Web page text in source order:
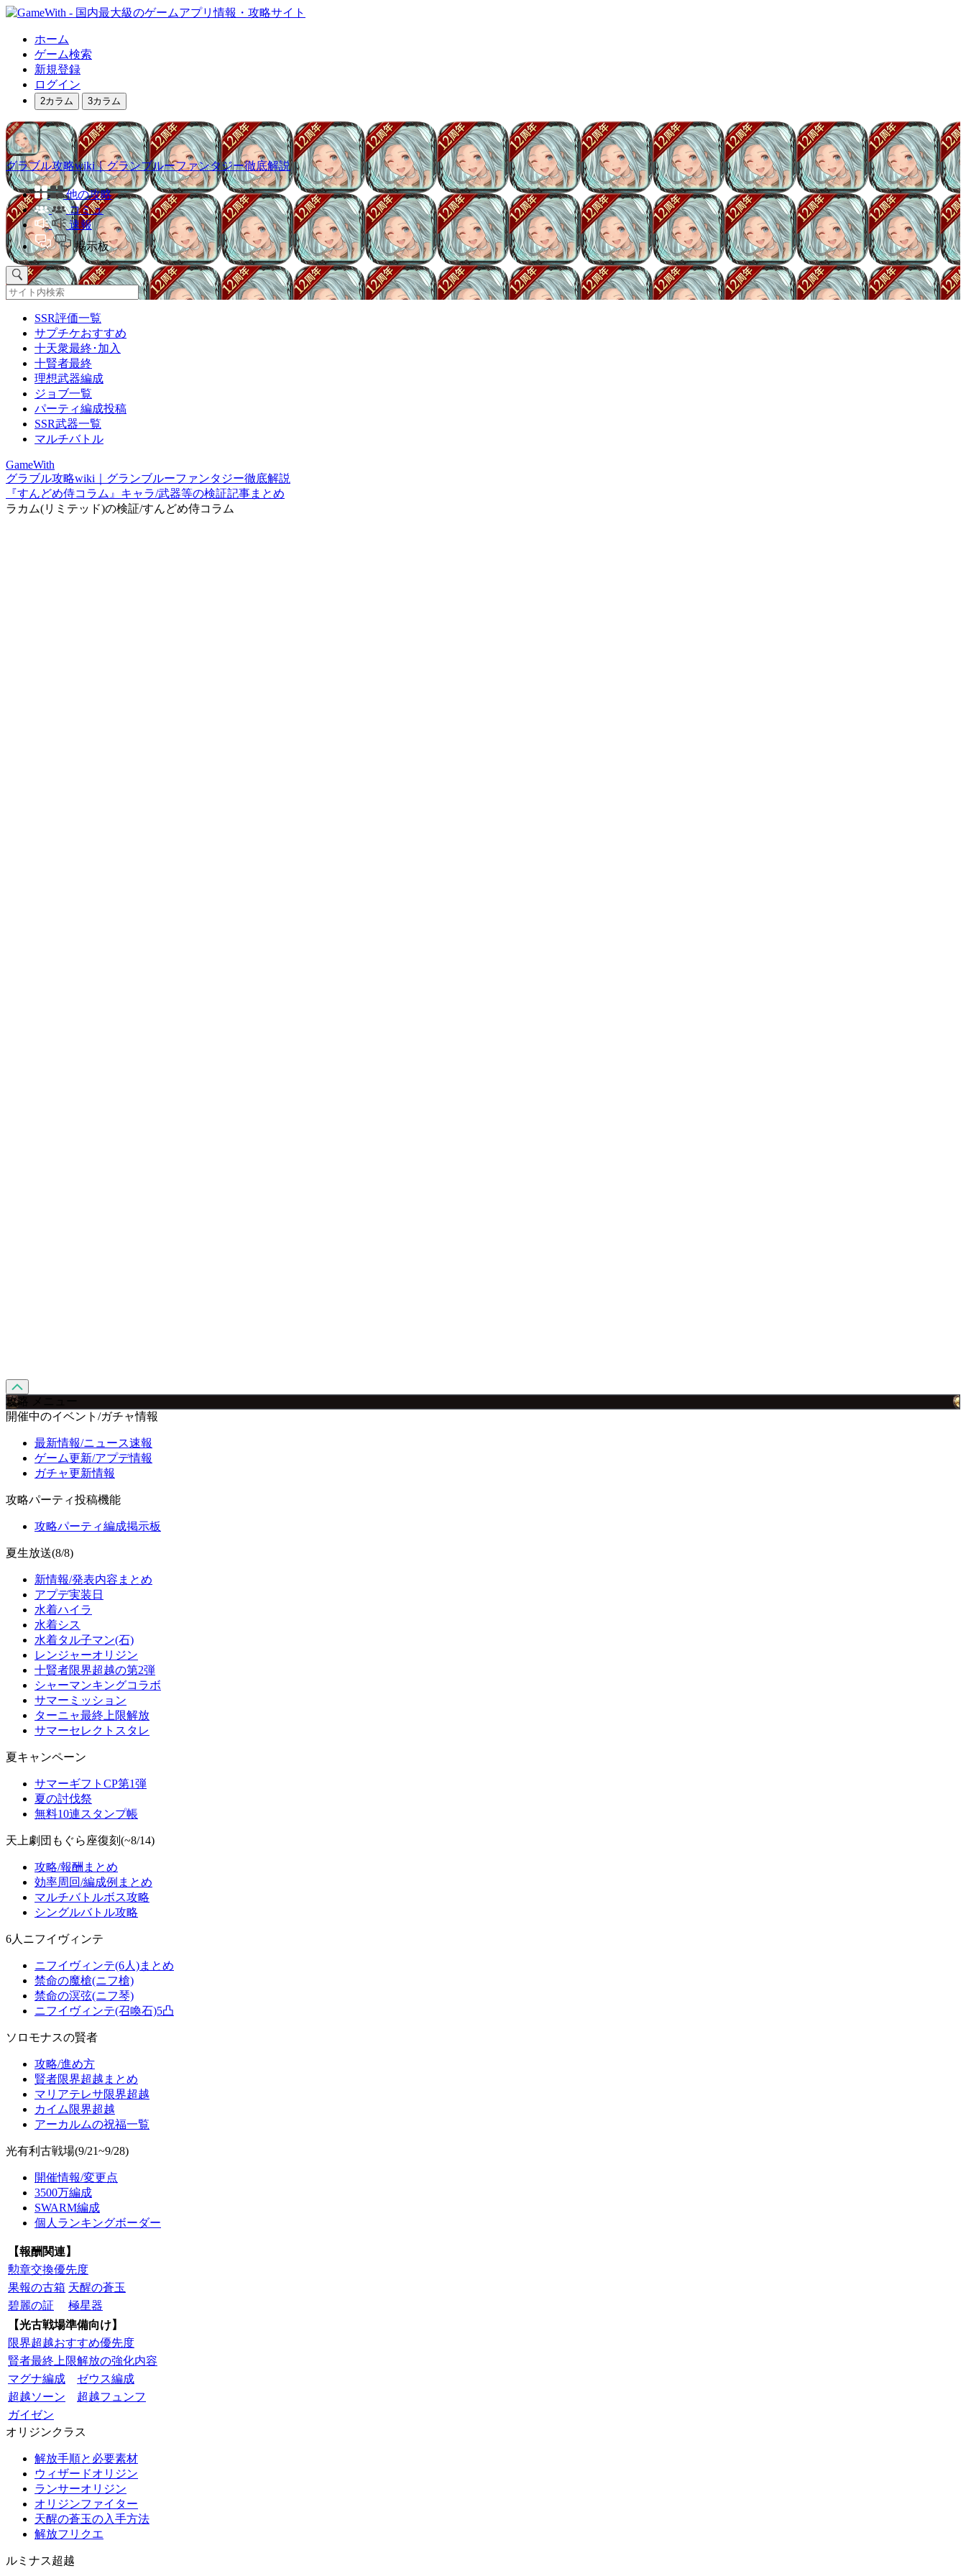
ホーム
ゲーム検索
新規登録
ログイン
2カラム 3カラム
グラブル攻略wiki｜グランブルーファンタジー徹底解説
他の攻略
コミュ
速報
掲示板
SSR評価一覧
サプチケおすすめ
十天衆最終･加入
十賢者最終
理想武器編成
ジョブ一覧
パーティ編成投稿
SSR武器一覧
マルチバトル
GameWith
グラブル攻略wiki｜グランブルーファンタジー徹底解説
『すんどめ侍コラム』キャラ/武器等の検証記事まとめ
ラカム(リミテッド)の検証/すんどめ侍コラム
攻略 メニュー
開催中のイベント/ガチャ情報
最新情報/ニュース速報
ゲーム更新/アプデ情報
ガチャ更新情報
攻略パーティ投稿機能
攻略パーティ編成掲示板
夏生放送(8/8)
新情報/発表内容まとめ
アプデ実装日
水着ハイラ
水着シス
水着タル子マン(石)
レンジャーオリジン
十賢者限界超越の第2弾
シャーマンキングコラボ
サマーミッション
ターニャ最終上限解放
サマーセレクトスタレ
夏キャンペーン
サマーギフトCP第1弾
夏の討伐祭
無料10連スタンプ帳
天上劇団もぐら座復刻(~8/14)
攻略/報酬まとめ
効率周回/編成例まとめ
マルチバトルボス攻略
シングルバトル攻略
6人ニフイヴィンテ
ニフイヴィンテ(6人)まとめ
禁命の魔槍(ニフ槍)
禁命の溟弦(ニフ琴)
ニフイヴィンテ(召喚石)5凸
ソロモナスの賢者
攻略/進め方
賢者限界超越まとめ
マリアテレサ限界超越
カイム限界超越
アーカルムの祝福一覧
光有利古戦場(9/21~9/28)
開催情報/変更点
3500万編成
SWARM編成
個人ランキングボーダー
【報酬関連】
勲章交換優先度
果報の古箱 天醒の蒼玉
碧麗の証
極星器
【光古戦場準備向け】
限界超越おすすめ優先度
賢者最終上限解放の強化内容
マグナ編成
ゼウス編成
超越ソーン
超越フュンフ
ガイゼン
オリジンクラス
解放手順と必要素材
ウィザードオリジン
ランサーオリジン
オリジンファイター
天醒の蒼玉の入手方法
解放フリクエ
ルミナス超越